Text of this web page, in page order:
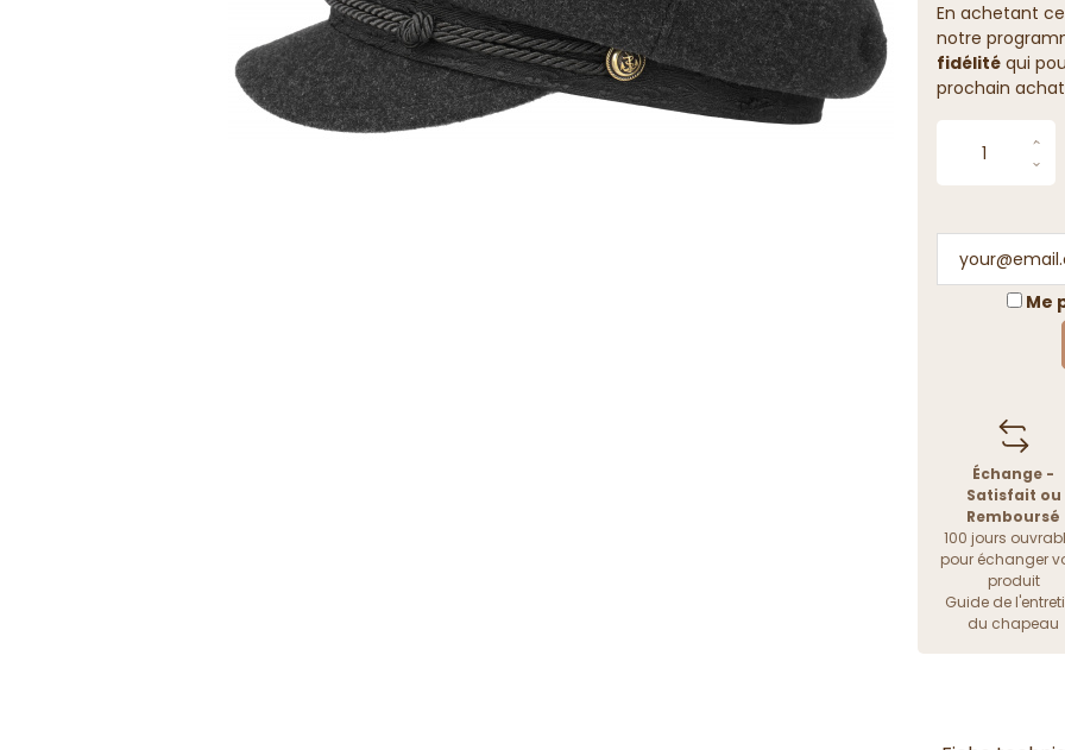
En achetant
notre
fidélitéqui
prochain
Me
Échange -
Satisfait ou
Remboursé
100 jours
pour échanger
produit
Guide de
du chapeau